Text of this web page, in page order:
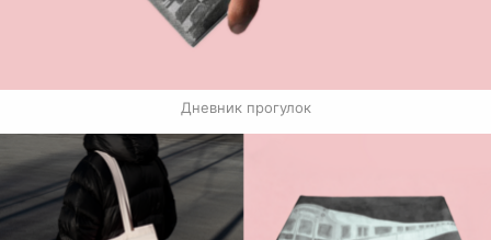
Дневник прогулок